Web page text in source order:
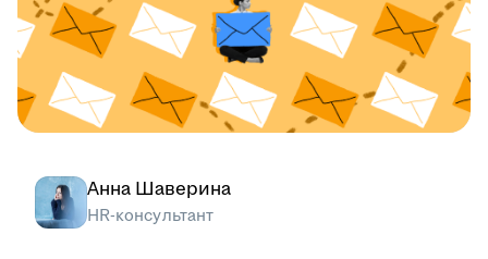
Анна Шаверина
HR-консультант